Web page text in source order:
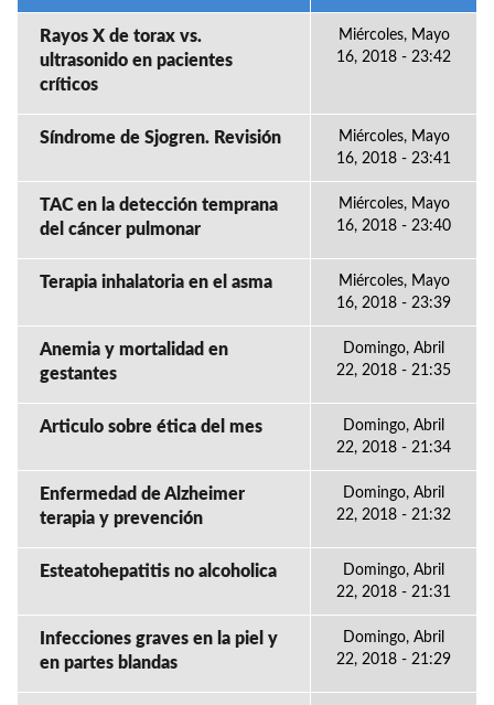
Rayos X de torax vs.
ultrasonido en pacientes
críticos
Miércoles, Mayo
16, 2018 - 23:42
Síndrome de Sjogren. Revisión
Miércoles, Mayo
16, 2018 - 23:41
TAC en la detección temprana
del cáncer pulmonar
Miércoles, Mayo
16, 2018 - 23:40
Terapia inhalatoria en el asma
Miércoles, Mayo
16, 2018 - 23:39
Anemia y mortalidad en
gestantes
Domingo, Abril
22, 2018 - 21:35
Articulo sobre ética del mes
Domingo, Abril
22, 2018 - 21:34
Enfermedad de Alzheimer
terapia y prevención
Domingo, Abril
22, 2018 - 21:32
Esteatohepatitis no alcoholica
Domingo, Abril
22, 2018 - 21:31
Infecciones graves en la piel y
en partes blandas
Domingo, Abril
22, 2018 - 21:29